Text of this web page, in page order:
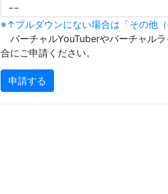
※↑プルダウンにない場合は「その他
バーチャルYouTuberやバーチャル
合にご申請ください。
申請する